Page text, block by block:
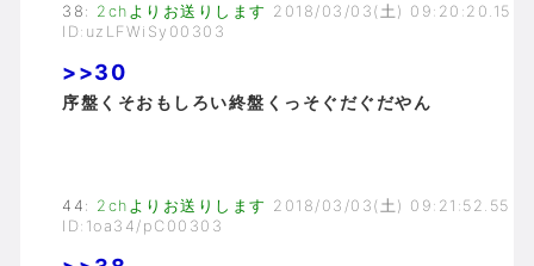
38 : 2chよりお送りします 2018/03/03(土) 09:20:20.15
ID:uzLFWiSy00303
>>30
序盤くそおもしろい終盤くっそぐだぐだやん
44 : 2chよりお送りします 2018/03/03(土) 09:21:52.55
ID:1oa34/pC00303